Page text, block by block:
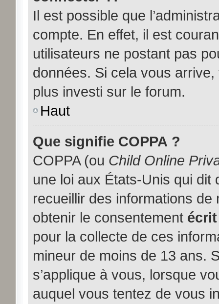
Il est possible que
compte. En effet, il est
utilisateurs ne postant pas
données. Si cela vous
plus investi sur le forum.
Haut
Que signifie COPPA ?
COPPA (ou Child Online
une loi aux États-Unis qui
recueillir des informations
obtenir le consentement écrit
pour la collecte de ces
mineur de moins de 13 ans.
s’applique à vous, lorsque
auquel vous tentez de vous